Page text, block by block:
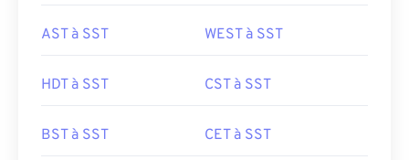
AST à SST WEST à SST
HDT à SST CST à SST
BST à SST CET à SST